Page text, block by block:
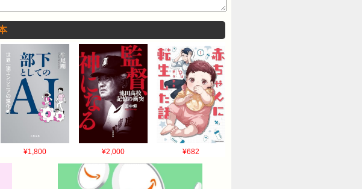
ID:Kh57invQa >>6 まだ大丈夫だとおも
的に疲れそう 19:風吹けば名無し 2016/05/08(日)
日) 19:51:34.009 ID:WcYAIKZqd まともな企業でも賠
前の会社もばっくれで辞めたけど賠償にはならな
心配して家まで見に来る 21:風吹けば名無し
よなー 13:風吹けば名無し 2016/05/08(日)
05/08(日) 19:56:49.367 ID:Kh57invQa >>13 前の会社
無し 2016/05/08(日) 19:54:51.580 ID:PJ36pQpIM も
ID:Kh57invQa >>15 いやーもう行けない
ギリ復帰できる 25:風吹けば名無し 2016/05/08(日)
風吹けば名無し 2016/05/08(日) 19:58:16.599
05/08(日) 19:59:07.800 ID:Kh57invQa >>26 そうだ
¥1,800 ¥2,000 ¥682